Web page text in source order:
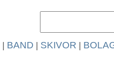
| BAND | SKIVOR |